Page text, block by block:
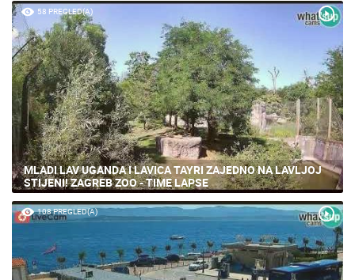
58 PREGLED(A)
MLADI LAV UGANDA I LAVICA TAYRI ZAJEDNO NA LAVLJOJ
STIJENI! ZAGREB ZOO - TIME LAPSE
108 PREGLED(A)